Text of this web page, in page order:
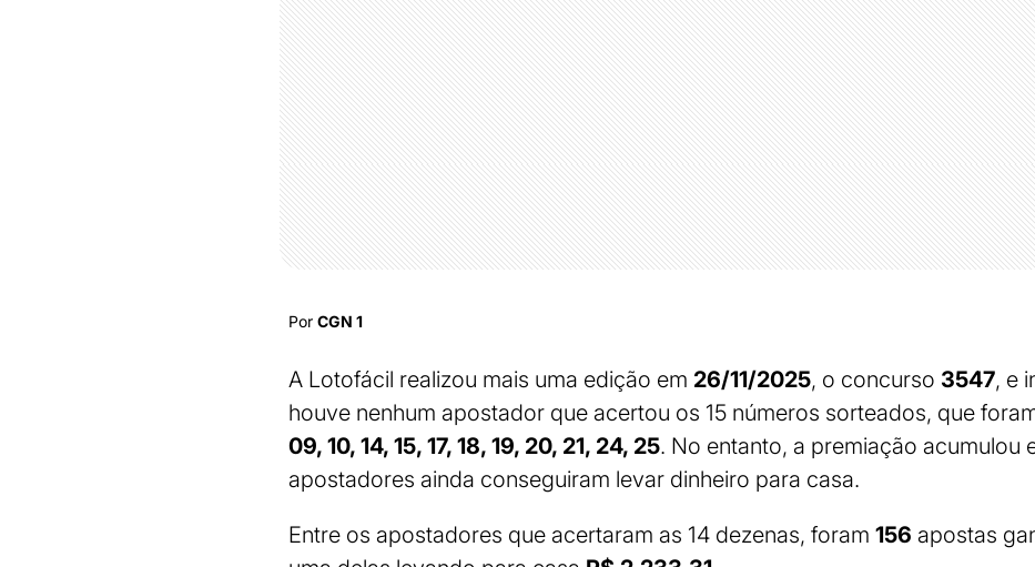
Por CGN 1
A Lotofácil realizou mais uma edição em 26/11/2025, o concurso 3547, e
houve nenhum apostador que acertou os 15 números sorteados, que
09, 10, 14, 15, 17, 18, 19, 20, 21, 24, 25. No entanto, a premiação acumulou
apostadores ainda conseguiram levar dinheiro para casa.
Entre os apostadores que acertaram as 14 dezenas, foram 156 apostas